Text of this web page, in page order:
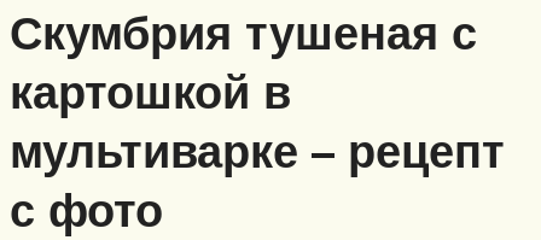
Скумбрия тушеная с
картошкой в
мультиварке – рецепт
с фото